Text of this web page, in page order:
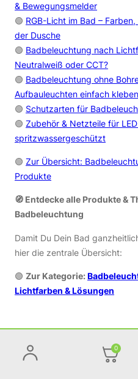
0
& Bewegungsmelder
🟢 RGB-Licht im Bad –
der Dusche
🟢 Badbeleuchtung nach
Neutralweiß oder CCT?
🟢 Badbeleuchtung ohne
Aufbauleuchten einfach kleben
🟢 Schutzarten für
🟢 Zubehör & Netzteile für
spritzwassergeschützt
🟢 Zur Übersicht:
Produkte
🧭 Entdecke alle Produkte &
Badbeleuchtung
Damit Du Dein Bad
hier die zentrale Übersicht:
🟢 Zur Kategorie:
Lichtfarben & Lösungen